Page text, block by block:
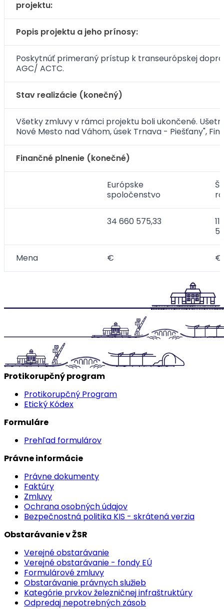
projektu:
Popis projektu a jeho prínosy:
Poskytnúť primeraný prístup k transeurópskej
AGC/ ACTC.
Stav realizácie (konečný)
Všetky zmluvy v rámci projektu boli ukončené.
Nové Mesto nad Váhom, úsek Trnava - Piešťany",
Finančné plnenie (konečné)
Európske
spoločenstvo
34 660 575,33
11
Mena € €
Protikorupčný program
Protikorupčný Program
Etický Kódex
Formuláre
Prehľad formulárov
Právne informácie
Právne dokumenty
Faktúry
Zmluvy
Ochrana osobných údajov
Bezpečnostná politika KIS - skrátená verzia
Obstarávanie v ŽSR
Verejné obstarávanie
Verejné obstarávanie - fondy EÚ
Formulárové zmluvy
Obstarávanie právnych služieb
Kategórie prvkov železničnej infraštruktúry
Odpredaj nepotrebných zásob